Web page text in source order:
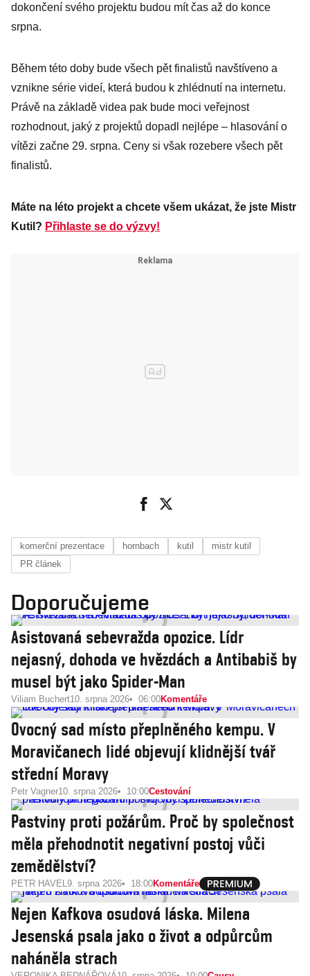
dokončení svého projektu budou mít čas až do konce
srpna.
Během této doby bude všech pět finalistů navštíveno a
vznikne série videí, která budou k zhlédnutí na internetu.
Právě na základě videa pak bude moci veřejnost
rozhodnout, jaký z projektů dopadl nejlépe – hlasování o
vítězi začne 29. srpna. Ceny si však rozebere všech pět
finalistů.
Máte na léto projekt a chcete všem ukázat, že jste Mistr
Kutil? Přihlaste se do výzvy!
komerční prezentace hornbach kutil
mistr kutil
PR článek
Doporučujeme
Asistovaná sebevražda opozice. Lídr
nejasný, dohoda ve hvězdách a Antibabiš by
musel být jako Spider-Man
Viliam Buchert10. srpna 2026 06:00Komentáře
Ovocný sad místo přeplněného kempu. V
Moravičanech lidé objevují klidnější tvář
střední Moravy
Petr Vagner10. srpna 2026 10:00Cestování
Pastviny proti požárům. Proč by společnost
měla přehodnotit negativní postoj vůči
zemědělství?
PETR HAVEL9. srpna 2026 18:00Komentáře
Nejen Kafkova osudová láska. Milena
Jesenská psala jako o život a odpůrcům
naháněla strach